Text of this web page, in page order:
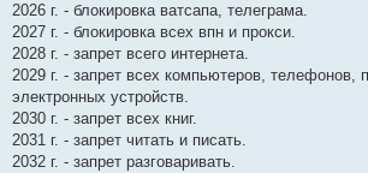
2026 г. - блокировка ватсапа, телеграма.
2027 г. - блокировка всех впн и прокси.
2028 г. - запрет всего интернета.
2029 г. - запрет всех компьютеров, телефонов,
электронных устройств.
2030 г. - запрет всех книг.
2031 г. - запрет читать и писать.
2032 г. - запрет разговаривать.